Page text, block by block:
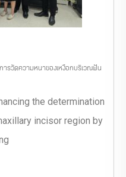
รวัดความหนาของเหงือกบริเวณฟัน
the determination
incisor region by